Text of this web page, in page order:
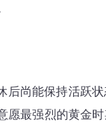
后尚能保持活跃
愿最强烈的黄金